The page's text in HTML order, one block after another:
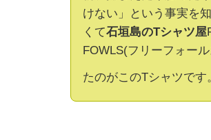
けない」という事実を
くて石垣島のTシャツ屋
FOWLS(フリーフォー
たのがこのTシャツです